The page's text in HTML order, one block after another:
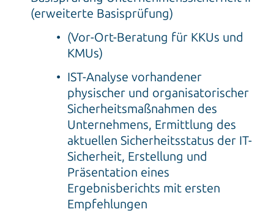
(erweiterte Basisprüfung)
(Vor-Ort-Beratung für KKUs und
KMUs)
IST-Analyse vorhandener
physischer und organisatorischer
Sicherheitsmaßnahmen des
Unternehmens, Ermittlung des
aktuellen Sicherheitsstatus der IT-
Sicherheit, Erstellung und
Präsentation eines
Ergebnisberichts mit ersten
Empfehlungen